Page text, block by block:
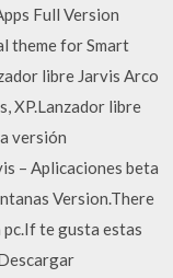
Full Version
theme for Smart
libre Jarvis Arco
XP.Lanzador libre
versión
– Aplicaciones beta
Version.There
te gusta estas